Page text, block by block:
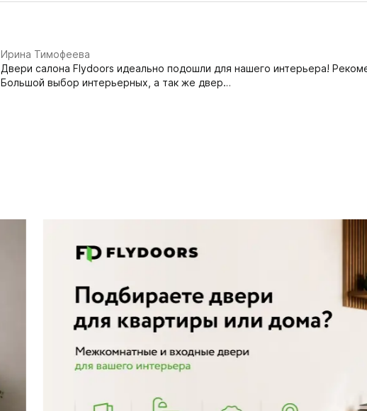
​Ирина Тимофеева
Двери салона Flydoors идеально подошли для нашего интерьера!
Большой выбор интерьерных, а так же двер…